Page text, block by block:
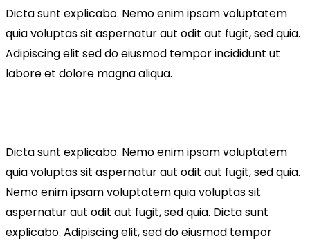
Dicta sunt explicabo. Nemo enim ipsam voluptatem
quia voluptas sit aspernatur aut odit aut fugit, sed quia.
Adipiscing elit sed do eiusmod tempor incididunt ut
labore et dolore magna aliqua.
Dicta sunt explicabo. Nemo enim ipsam voluptatem
quia voluptas sit aspernatur aut odit aut fugit, sed quia.
Nemo enim ipsam voluptatem quia voluptas sit
aspernatur aut odit aut fugit, sed quia. Dicta sunt
explicabo. Adipiscing elit, sed do eiusmod tempor